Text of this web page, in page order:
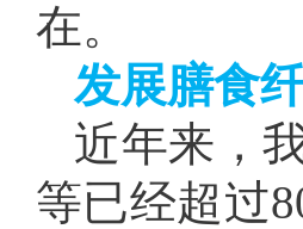
在。
发展膳食
近年来，
等已经超过